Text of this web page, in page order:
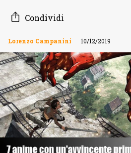
Condividi
Lorenzo Campanini 10/12/2019